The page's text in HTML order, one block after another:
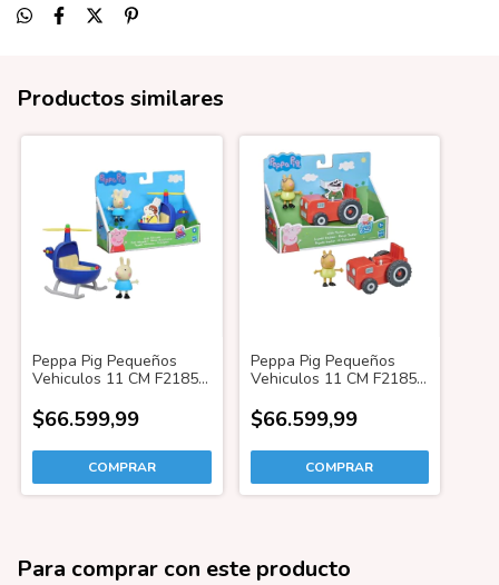
Productos similares
Peppa Pig Pequeños
Vehiculos 11 CM F2185
$66.599,99
Peppa Pig Pequeños
Vehiculos 11 CM F2185
$66.599,99
Para comprar con este producto